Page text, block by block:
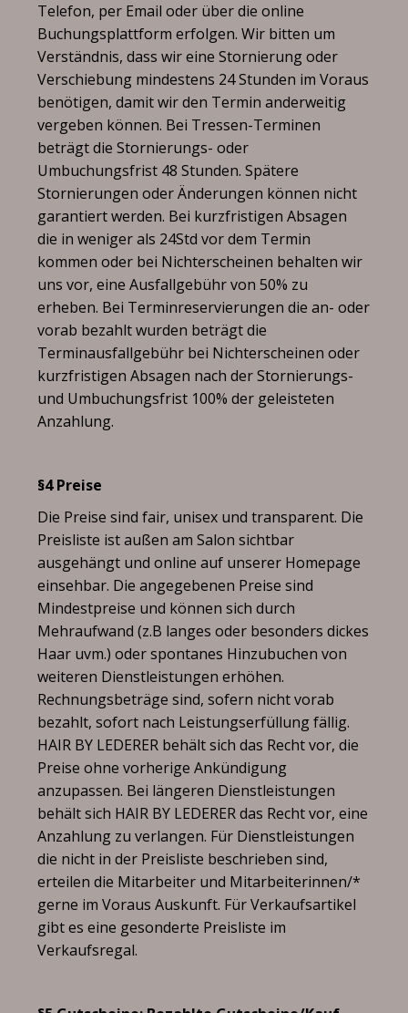
Telefon, per Email oder über die online
Buchungsplattform erfolgen. Wir bitten um
Verständnis, dass wir eine Stornierung oder
Verschiebung mindestens 24 Stunden im Voraus
benötigen, damit wir den Termin anderweitig
vergeben können. Bei Tressen-Terminen
beträgt die Stornierungs- oder
Umbuchungsfrist 48 Stunden. Spätere
Stornierungen oder Änderungen können nicht
garantiert werden. Bei kurzfristigen Absagen
die in weniger als 24Std vor dem Termin
kommen oder bei Nichterscheinen behalten wir
uns vor, eine Ausfallgebühr von 50% zu
erheben. Bei Terminreservierungen die an- oder
vorab bezahlt wurden beträgt die
Terminausfallgebühr bei Nichterscheinen oder
kurzfristigen Absagen nach der Stornierungs-
und Umbuchungsfrist 100% der geleisteten
Anzahlung.
§4 Preise
Die Preise sind fair, unisex und transparent. Die
Preisliste ist außen am Salon sichtbar
ausgehängt und online auf unserer Homepage
einsehbar. Die angegebenen Preise sind
Mindestpreise und können sich durch
Mehraufwand (z.B langes oder besonders dickes
Haar uvm.) oder spontanes Hinzubuchen von
weiteren Dienstleistungen erhöhen.
Rechnungsbeträge sind, sofern nicht vorab
bezahlt, sofort nach Leistungserfüllung fällig.
HAIR BY LEDERER behält sich das Recht vor, die
Preise ohne vorherige Ankündigung
anzupassen. Bei längeren Dienstleistungen
behält sich HAIR BY LEDERER das Recht vor, eine
Anzahlung zu verlangen. Für Dienstleistungen
die nicht in der Preisliste beschrieben sind,
erteilen die Mitarbeiter und Mitarbeiterinnen/*
gerne im Voraus Auskunft. Für Verkaufsartikel
gibt es eine gesonderte Preisliste im
Verkaufsregal.